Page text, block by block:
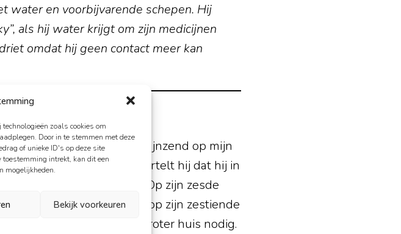
zoals cookies om
Door in te stemmen met deze
of unieke ID's op deze site
intrekt, kan dit een
mogelijkheden.
Bekijk voorkeuren
water en voorbijvarende schepen. Hij
als hij water krijgt om zijn medicijnen
omdat hij geen contact meer kan
boom,” antwoordt Aart grijnzend op mijn
altijd tegen mij.” Daarna vertelt hij dat hij in
in Rotterdam-Zuid. Op zijn zesde
Tuindorp-Vreewijk en op zijn zestiende
steeds een groter huis nodig.